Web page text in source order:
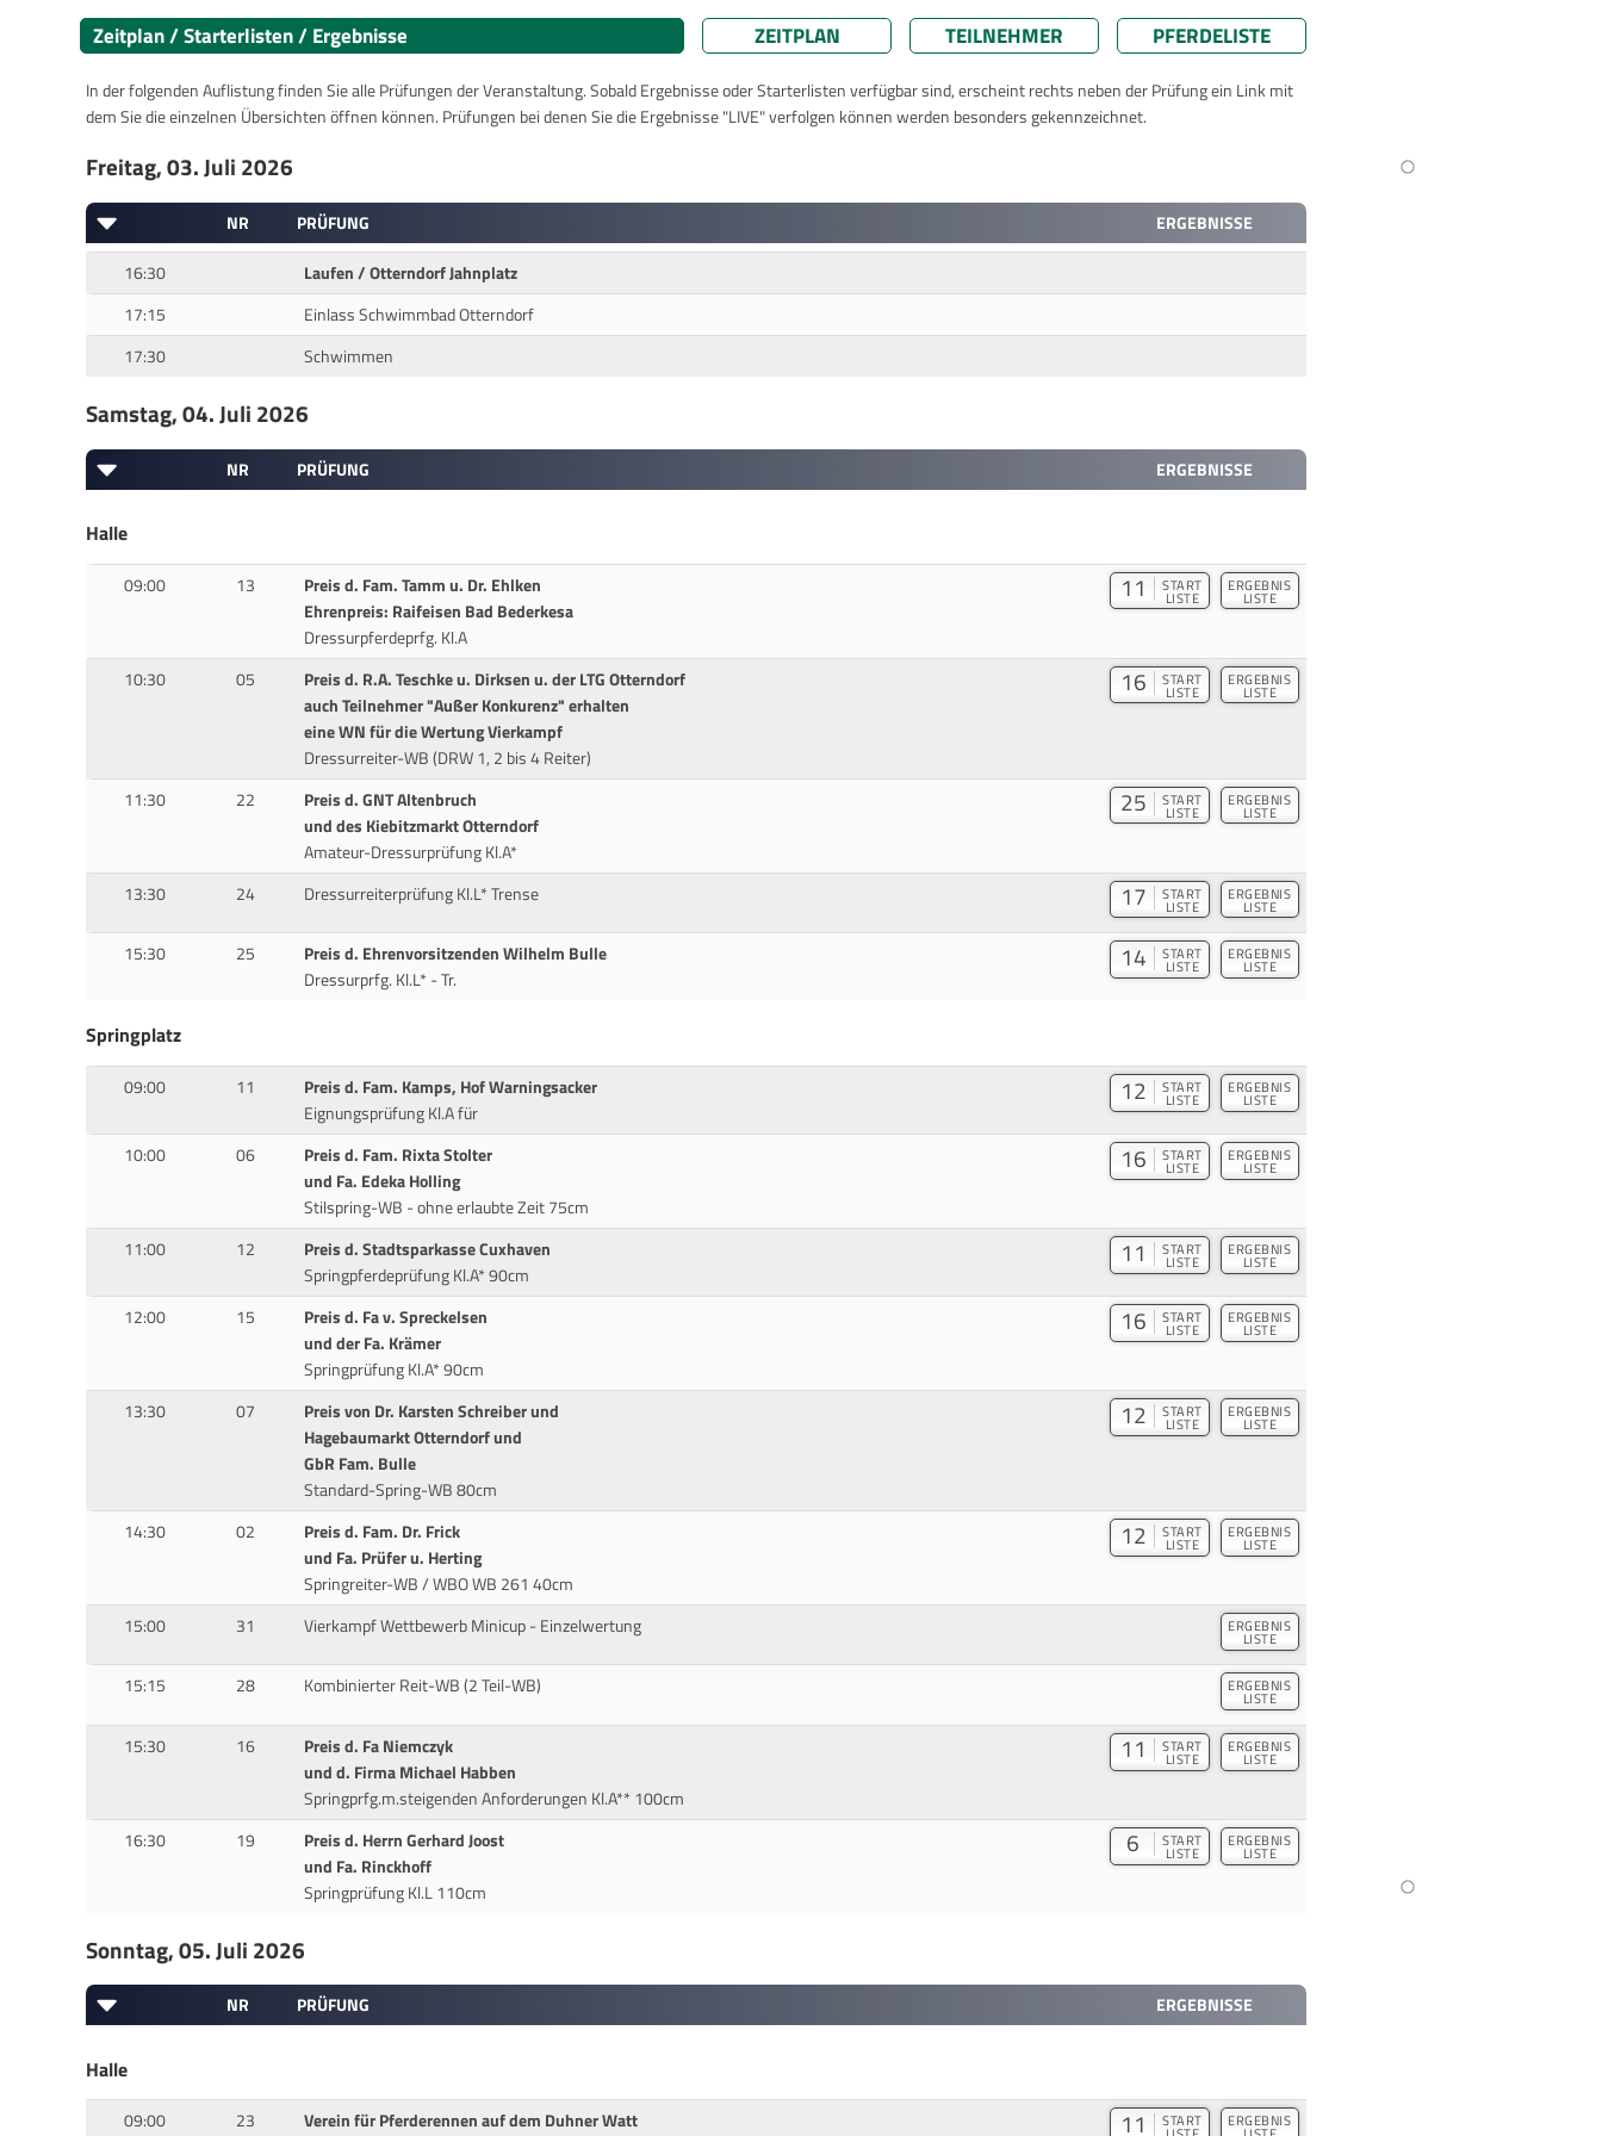
Zeitplan / Starterlisten / Ergebnisse ZEITPLAN TEILNEHMER PFERDELISTE
In der folgenden Auflistung finden Sie alle Prüfungen der Veranstaltung. Sobald Ergebnisse oder Starterlisten verfügbar sind, erscheint rechts neben der Prüfung ein Link mit
dem Sie die einzelnen Übersichten öffnen können. Prüfungen bei denen Sie die Ergebnisse "LIVE" verfolgen können werden besonders gekennzeichnet.
Freitag, 03. Juli 2026
NR PRÜFUNG
ERGEBNISSE
16:30
Laufen / Otterndorf Jahnplatz
17:15
Einlass Schwimmbad Otterndorf
17:30
Schwimmen
Samstag, 04. Juli 2026
NR PRÜFUNG ERGEBNISSE
Halle
09:00 13
Preis d. Fam. Tamm u. Dr. Ehlken
Ehrenpreis: Raifeisen Bad Bederkesa
Dressurpferdeprfg. Kl.A
11 START
LISTE
ERGEBNIS
LISTE
10:30 05
Preis d. R.A. Teschke u. Dirksen u. der LTG Otterndorf
auch Teilnehmer "Außer Konkurenz" erhalten
eine WN für die Wertung Vierkampf
Dressurreiter-WB (DRW 1, 2 bis 4 Reiter)
16 START
LISTE
ERGEBNIS
LISTE
11:30 22
Preis d. GNT Altenbruch
und des Kiebitzmarkt Otterndorf
Amateur-Dressurprüfung Kl.A*
25 START
LISTE
ERGEBNIS
LISTE
13:30 24 Dressurreiterprüfung Kl.L* Trense 17 START
LISTE
ERGEBNIS
LISTE
15:30 25
Preis d. Ehrenvorsitzenden Wilhelm Bulle
Dressurprfg. Kl.L* - Tr.
14 START
LISTE
ERGEBNIS
LISTE
Springplatz
09:00 11
Preis d. Fam. Kamps, Hof Warningsacker
Eignungsprüfung Kl.A für
12 START
LISTE
ERGEBNIS
LISTE
10:00 06
Preis d. Fam. Rixta Stolter
und Fa. Edeka Holling
Stilspring-WB - ohne erlaubte Zeit 75cm
16 START
LISTE
ERGEBNIS
LISTE
11:00 12
Preis d. Stadtsparkasse Cuxhaven
Springpferdeprüfung Kl.A* 90cm
11 START
LISTE
ERGEBNIS
LISTE
12:00 15
Preis d. Fa v. Spreckelsen
und der Fa. Krämer
Springprüfung Kl.A* 90cm
16 START
LISTE
ERGEBNIS
LISTE
13:30 07
Preis von Dr. Karsten Schreiber und
Hagebaumarkt Otterndorf und
GbR Fam. Bulle
Standard-Spring-WB 80cm
12 START
LISTE
ERGEBNIS
LISTE
14:30 02
Preis d. Fam. Dr. Frick
und Fa. Prüfer u. Herting
Springreiter-WB / WBO WB 261 40cm
12 START
LISTE
ERGEBNIS
LISTE
15:00 31 Vierkampf Wettbewerb Minicup - Einzelwertung ERGEBNIS
LISTE
15:15 28 Kombinierter Reit-WB (2 Teil-WB) ERGEBNIS
LISTE
15:30 16
Preis d. Fa Niemczyk
und d. Firma Michael Habben
Springprfg.m.steigenden Anforderungen Kl.A** 100cm
11 START
LISTE
ERGEBNIS
LISTE
16:30 19
Preis d. Herrn Gerhard Joost
und Fa. Rinckhoff
Springprüfung Kl.L 110cm
6 START
LISTE
ERGEBNIS
LISTE
Sonntag, 05. Juli 2026
NR PRÜFUNG ERGEBNISSE
Halle
09:00 23
Verein für Pferderennen auf dem Duhner Watt
11 START ERGEBNIS